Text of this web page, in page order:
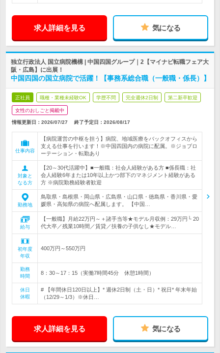
求人詳細を見る 気になる
独立行政法人 国立病院機構 | 中国四国グループ｜2【マイナビ転職フェア大
阪・広島】に出展！
中国四国の国立病院で活躍！【事務系総合職（一般職・係長）】
正社員 職種・業種未経験OK 学歴不問 完全週休2日制 第二新卒歓迎
女性のおしごと掲載中
情報更新日：2026/07/27 終了予定日： 2026/08/17
仕事内容
【病院運営の中枢を担う】病院、地域医療をバックオフィスから
支える仕事を行います！※中国四国内の病院に配属。※ジョブロ
ーテーション・転勤あり
対象と
なる方
【20～30代活躍中】■一般職：社会人経験がある方 ■係長職：社
会人経験6年または10年以上かつ部下のマネジメント経験がある
方 ※病院勤務経験者歓迎
勤務地
鳥取県・島根県・岡山県・広島県・山口県・徳島県・香川県・愛
媛県・高知県の病院へ配属します。 【中国…
給与
【一般職】月給22万円～＋諸手当等★モデル月収例：29万円└ 20
代大卒／残業10時間／賃貸／扶養の子供なし★モデル…
初年度
年収
400万円～550万円
勤務
時間
8：30～17：15（実働7時間45分 休憩1時間）
休日
休暇
# 【年間休日120日以上】* 週休2日制（土・日）* 祝日* 年末年始
（12/29～1/3）※休日…
求人詳細を見る 気になる